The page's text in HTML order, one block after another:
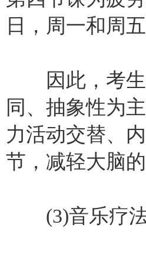
日，周一和周
因此，考生
同、抽象性为
力活动交替、
节，减轻大脑的
(3)音乐疗